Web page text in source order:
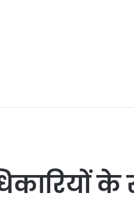
के